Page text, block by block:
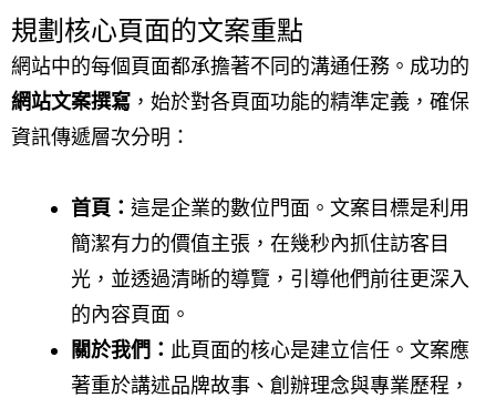
規劃核心頁面的文案重點
網站中的每個頁面都承擔著不同的溝通任務。成功的
網站文案撰寫 ，始於對各頁面功能的精準定義，確保
資訊傳遞層次分明：
首頁： 這是企業的數位門面。文案目標是利用
簡潔有力的價值主張，在幾秒內抓住訪客目
光，並透過清晰的導覽，引導他們前往更深入
的內容頁面。
關於我們： 此頁面的核心是建立信任。文案應
著重於講述品牌故事、創辦理念與專業歷程，